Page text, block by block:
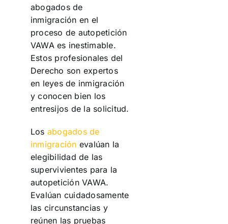
abogados de
inmigración en el
proceso de autopetición
VAWA es inestimable.
Estos profesionales del
Derecho son expertos
en leyes de inmigración
y conocen bien los
entresijos de la solicitud.
Los abogados de
inmigración evalúan la
elegibilidad de las
supervivientes para la
autopetición VAWA.
Evalúan cuidadosamente
las circunstancias y
reúnen las pruebas